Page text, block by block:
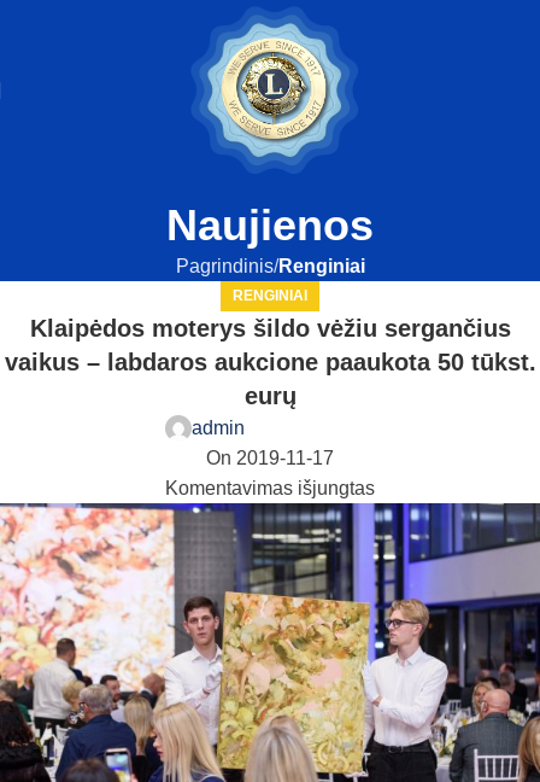
Naujienos
Pagrindinis Renginiai
RENGINIAI
Klaipėdos moterys šildo vėžiu sergančius
vaikus – labdaros aukcione paaukota 50 tūkst.
eurų
admin
On 2019-11-17
Komentavimas išjungtas